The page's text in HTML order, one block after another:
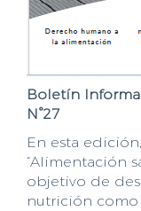
Boletín
N°27
En esta
“Alimentación
objetivo de
nutrición